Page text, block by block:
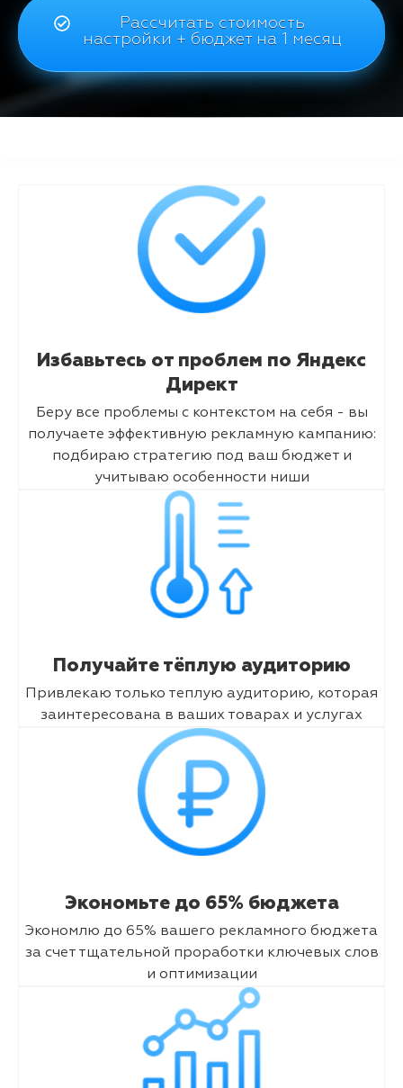
Рассчитать стоимость
настройки + бюджет на 1 месяц
Избавьтесь от проблем по Яндекс
Директ
Беру все проблемы с контекстом на себя - вы
получаете эффективную рекламную кампанию:
подбираю стратегию под ваш бюджет и
учитываю особенности ниши
Получайте тёплую аудиторию
Привлекаю только теплую аудиторию, которая
заинтересована в ваших товарах и услугах
Экономьте до 65% бюджета
Экономлю до 65% вашего рекламного бюджета
за счет тщательной проработки ключевых слов
и оптимизации